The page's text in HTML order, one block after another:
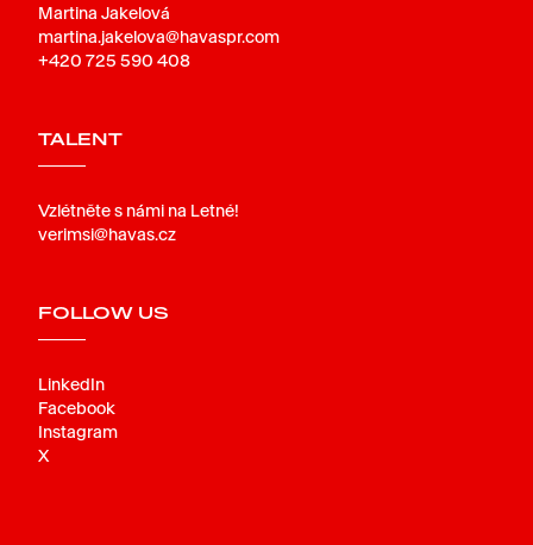
Martina Jakelová
martina.jakelova@havaspr.com
+420 725 590 408
TALENT
Vzlétněte s námi na Letné!
verimsi@havas.cz
FOLLOW US
LinkedIn
Facebook
Instagram
X